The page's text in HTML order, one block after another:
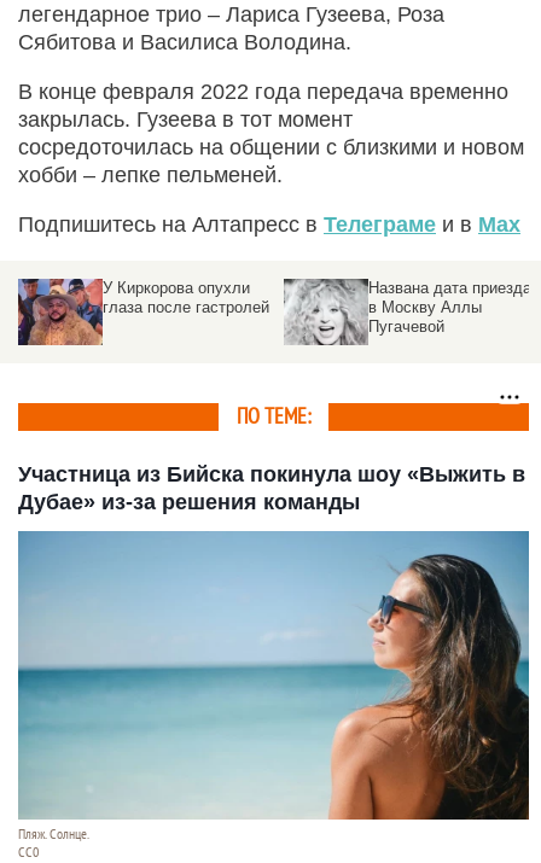
легендарное трио – Лариса Гузеева, Роза
Сябитова и Василиса Володина.
В конце февраля 2022 года передача временно
закрылась. Гузеева в тот момент
сосредоточилась на общении с близкими и новом
хобби – лепке пельменей.
Подпишитесь на Алтапресс в Телеграме и в Max
о
комой
Майами, Бузова,
«Краски»: звездный
десант готовится к
выступлениям на
Собчак
почему не
детей от
ПО ТЕМЕ:
Участница из Бийска покинула шоу «Выжить в
Дубае» из-за решения команды
Пляж. Солнце.
СС0